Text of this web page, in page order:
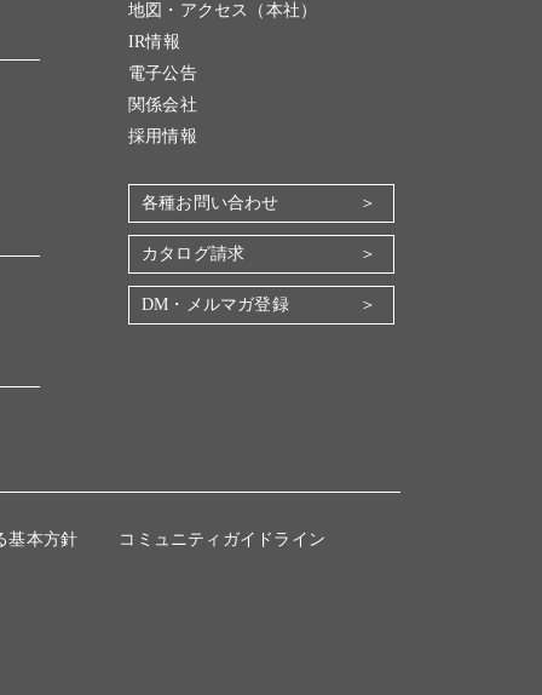
地図・アクセス（本社）
IR情報
電子公告
関係会社
採用情報
各種お問い合わせ
カタログ請求
DM・メルマガ登録
基本方針 コミュニティガイドライン